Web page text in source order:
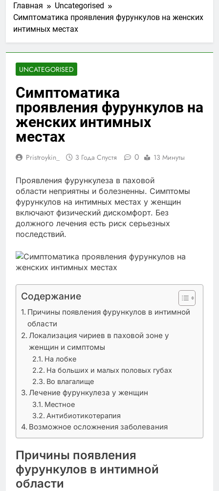
Главная
Uncategorised
Симптоматика проявления фурункулов на женских
интимных местах
UNCATEGORISED
Симптоматика
проявления фурункулов на
женских интимных
местах
Pristroykin_ 3 Года Спустя 0 13 Минуты
Проявления фурункулеза в паховой
области неприятны и болезненны. Симптомы
фурункулов на интимных местах у женщин
включают физический дискомфорт. Без
должного лечения есть риск серьезных
последствий.
Содержание
Причины появления фурункулов в интимной
области
Локализация чириев в паховой зоне у
женщин и симптомы
На лобке
На больших и малых половых губах
Во влагалище
Лечение фурункулеза у женщин
Местное
Антибиотикотерапия
Возможное осложнения заболевания
Причины появления
фурункулов в интимной
области